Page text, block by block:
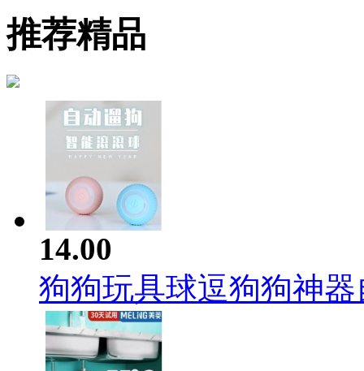
推荐精品
14.00
狗狗玩具球逗狗狗神器